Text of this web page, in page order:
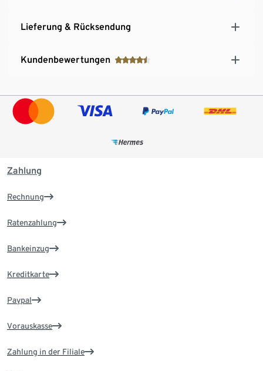
Lieferung & Rücksendung
Kundenbewertungen
Zahlung
Rechnung
Ratenzahlung
Bankeinzug
Kreditkarte
Paypal
Vorauskasse
Zahlung in der Filiale